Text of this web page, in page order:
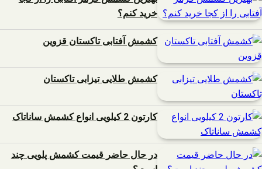
خرید کنم؟
کشمش آفتابی تاکستان قزوین
کشمش طلایی تیزابی تاکستان
کارتون 2 کیلویی انواع کشمش ساناتاک
در حال حاضر قیمت کشمش پلویی چند